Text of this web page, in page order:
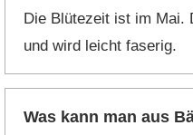
Die Blütezeit ist im Mai.
und wird leicht faserig.
Was kann man aus